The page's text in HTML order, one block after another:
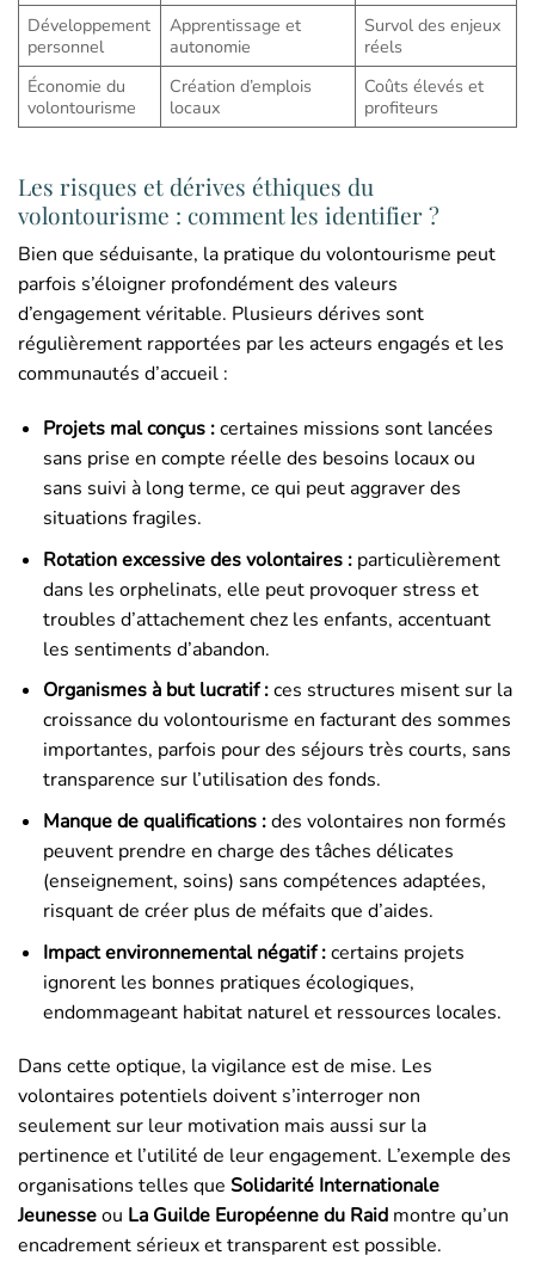
Développement
personnel
Apprentissage et
autonomie
Survol des enjeux
réels
Économie du
volontourisme
Création d’emplois
locaux
Coûts élevés et
profiteurs
Les risques et dérives éthiques du
volontourisme : comment les identifier ?
Bien que séduisante, la pratique du volontourisme peut
parfois s’éloigner profondément des valeurs
d’engagement véritable. Plusieurs dérives sont
régulièrement rapportées par les acteurs engagés et les
communautés d’accueil :
Projets mal conçus :certaines missions sont lancées
sans prise en compte réelle des besoins locaux ou
sans suivi à long terme, ce qui peut aggraver des
situations fragiles.
Rotation excessive des volontaires :particulièrement
dans les orphelinats, elle peut provoquer stress et
troubles d’attachement chez les enfants, accentuant
les sentiments d’abandon.
Organismes à but lucratif :ces structures misent sur la
croissance du volontourisme en facturant des sommes
importantes, parfois pour des séjours très courts, sans
transparence sur l’utilisation des fonds.
Manque de qualifications :des volontaires non formés
peuvent prendre en charge des tâches délicates
(enseignement, soins) sans compétences adaptées,
risquant de créer plus de méfaits que d’aides.
Impact environnemental négatif :certains projets
ignorent les bonnes pratiques écologiques,
endommageant habitat naturel et ressources locales.
Dans cette optique, la vigilance est de mise. Les
volontaires potentiels doivent s’interroger non
seulement sur leur motivation mais aussi sur la
pertinence et l’utilité de leur engagement. L’exemple des
organisations telles que Solidarité Internationale
Jeunesseou La Guilde Européenne du Raid montre qu’un
encadrement sérieux et transparent est possible.